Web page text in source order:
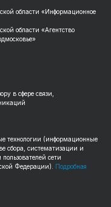
области «Информационное
области «Агентство
в сфере связи,
технологии (информационные
сбора, систематизации и
сети
Федерации). Подробная